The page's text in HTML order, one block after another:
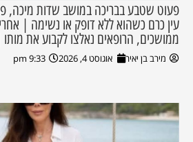
פעוט שטבע בבריכה במושב שדות מיכה,
עין כרם כשהוא ללא דופק או נשימה |
ממושכים, הרופאים נאלצו לקבוע את מותו |
מירב בן יאיר אוגוסט 4, 2026 9:33 pm